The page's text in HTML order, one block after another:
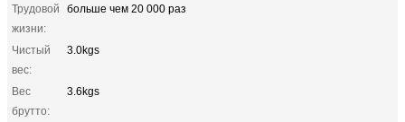
Трудовой
жизни:
больше чем 20 000 раз
Чистый
вес:
3.0kgs
Вес
брутто:
3.6kgs